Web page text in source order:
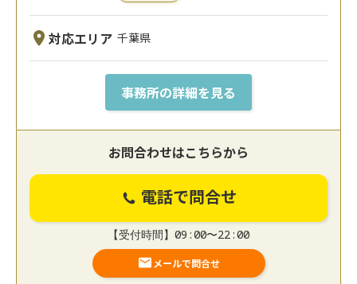
対応エリア 千葉県
事務所の詳細を見る
お問合わせはこちらから
電話で問合せ
【受付時間】09:00〜22:00
メールで問合せ